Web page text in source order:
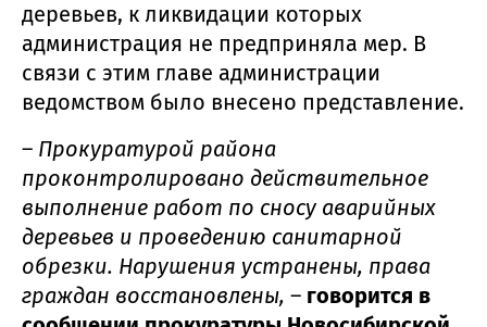
деревьев, к ликвидации которых
администрация не предприняла мер. В
связи с этим главе администрации
ведомством было внесено представление.
– Прокуратурой района
проконтролировано действительное
выполнение работ по сносу аварийных
деревьев и проведению санитарной
обрезки. Нарушения устранены, права
граждан восстановлены, – говорится в